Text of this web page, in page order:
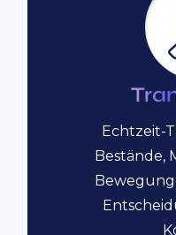
Echtzeit-
Bestände,